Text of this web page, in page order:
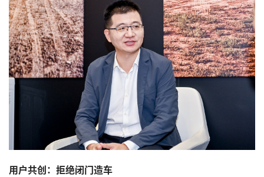
用户共创：拒绝闭门造车